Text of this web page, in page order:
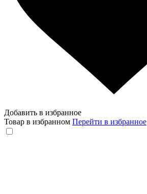
Добавить в избранное
Товар в избранном Перейти в избранное